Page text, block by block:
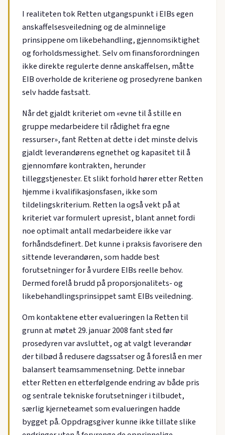
I realiteten tok Retten utgangspunkt i EIBs egen
anskaffelsesveiledning og de alminnelige
prinsippene om likebehandling, gjennomsiktighet
og forholdsmessighet. Selv om finansforordningen
ikke direkte regulerte denne anskaffelsen, måtte
EIB overholde de kriteriene og prosedyrene banken
selv hadde fastsatt.
Når det gjaldt kriteriet om «evne til å stille en
gruppe medarbeidere til rådighet fra egne
ressurser», fant Retten at dette i det minste delvis
gjaldt leverandørens egnethet og kapasitet til å
gjennomføre kontrakten, herunder
tilleggstjenester. Et slikt forhold hører etter Retten
hjemme i kvalifikasjonsfasen, ikke som
tildelingskriterium. Retten la også vekt på at
kriteriet var formulert upresist, blant annet fordi
noe optimalt antall medarbeidere ikke var
forhåndsdefinert. Det kunne i praksis favorisere den
sittende leverandøren, som hadde best
forutsetninger for å vurdere EIBs reelle behov.
Dermed forelå brudd på proporsjonalitets- og
likebehandlingsprinsippet samt EIBs veiledning.
Om kontaktene etter evalueringen la Retten til
grunn at møtet 29. januar 2008 fant sted før
prosedyren var avsluttet, og at valgt leverandør
der tilbød å redusere dagssatser og å foreslå en mer
balansert teamsammensetning. Dette innebar
etter Retten en etterfølgende endring av både pris
og sentrale tekniske forutsetninger i tilbudet,
særlig kjerneteamet som evalueringen hadde
bygget på. Oppdragsgiver kunne ikke tillate slike